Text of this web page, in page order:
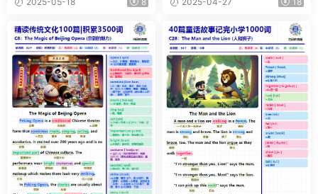
愧的一本畅销书籍